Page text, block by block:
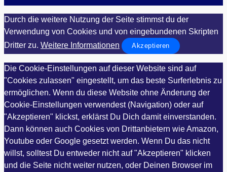
Durch die weitere Nutzung der Seite stimmst du der
Verwendung von Cookies und von eingebundenen Skripten
Dritter zu. Weitere Informationen Akzeptieren
Die Cookie-Einstellungen auf dieser Website sind auf
"Cookies zulassen" eingestellt, um das beste Surferlebnis zu
ermöglichen. Wenn du diese Website ohne Änderung der
Cookie-Einstellungen verwendest (Navigation) oder auf
"Akzeptieren" klickst, erklärst Du Dich damit einverstanden.
Dann können auch Cookies von Drittanbietern wie Amazon,
Youtube oder Google gesetzt werden. Wenn Du das nicht
willst, solltest Du entweder nicht auf "Akzeptieren" klicken
und die Seite nicht weiter nutzen, oder Deinen Browser im